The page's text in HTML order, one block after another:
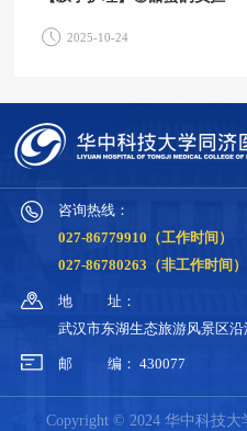
2025-10-24
咨询热线：
027-86779910（工作时间）
027-86780263（非工作时间）
地
址：
武汉市东湖生态旅游风景区
邮 编： 430077
Copyright © 2024 华中科技